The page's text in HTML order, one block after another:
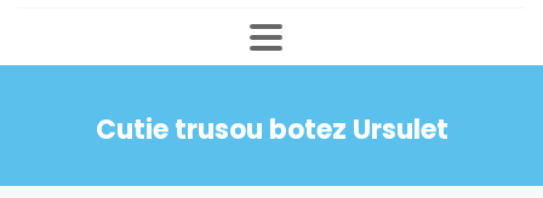
Cutie trusou botez Ursulet